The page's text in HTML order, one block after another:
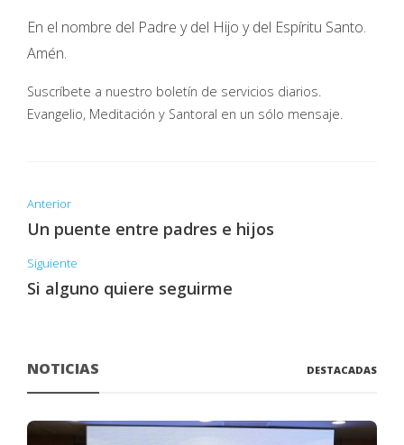
En el nombre del Padre y del Hijo y del Espíritu Santo.
Amén.
Suscríbete a nuestro boletín de servicios diarios.
Evangelio, Meditación y Santoral en un sólo mensaje.
Anterior
Un puente entre padres e hijos
Siguiente
Si alguno quiere seguirme
NOTICIAS DESTACADAS